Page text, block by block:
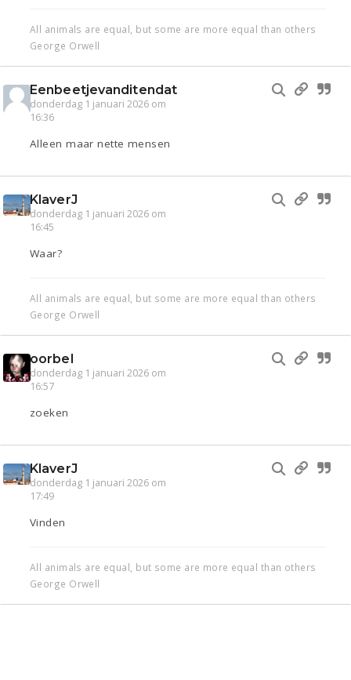
All animals are equal, but some are more equal than others
George Orwell
Eenbeetjevanditendat
donderdag 1 januari 2026 om
16:36
Alleen maar nette mensen
KlaverJ
donderdag 1 januari 2026 om
16:45
Waar?
All animals are equal, but some are more equal than others
George Orwell
oorbel
donderdag 1 januari 2026 om
16:57
zoeken
KlaverJ
donderdag 1 januari 2026 om
17:49
Vinden
All animals are equal, but some are more equal than others
George Orwell